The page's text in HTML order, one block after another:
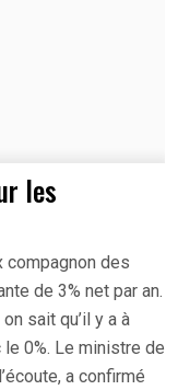
les
compagnon des
de 3% net par an.
sait qu’il y a à
0%. Le ministre de
a confirmé